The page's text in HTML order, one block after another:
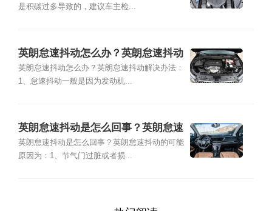
是积碳过多导致的，建议车主检...
英朗怠速抖动怎么办？英朗怠速抖动
解决办法
英朗怠速抖动怎么办？英朗怠速抖动解决办法：
1、怠速抖动一般是因为发动机...
英朗怠速抖动是怎么回事？英朗怠速
抖动的可能原因
英朗怠速抖动是怎么回事？英朗怠速抖动的可能
原因为：1、节气门过脏或者损...